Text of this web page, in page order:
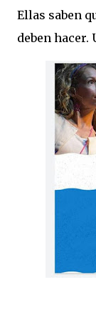
Ellas saben
deben